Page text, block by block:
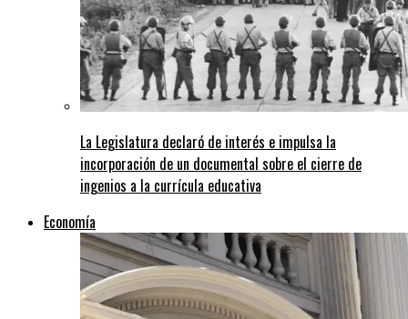
La Legislatura declaró de interés e impulsa la
incorporación de un documental sobre el cierre de
ingenios a la currícula educativa
Economía